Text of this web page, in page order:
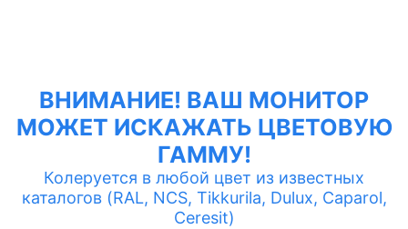
ВНИМАНИЕ! ВАШ МОНИТОР
МОЖЕТ ИСКАЖАТЬ ЦВЕТОВУЮ
ГАММУ!
Колеруется в любой цвет из известных
каталогов (RAL, NCS, Tikkurila, Dulux, Caparol,
Ceresit)